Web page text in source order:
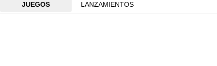
JUEGOS
LANZAMIENTOS